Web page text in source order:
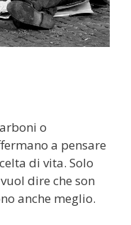
o
a pensare
di vita. Solo
dire che son
anche meglio.